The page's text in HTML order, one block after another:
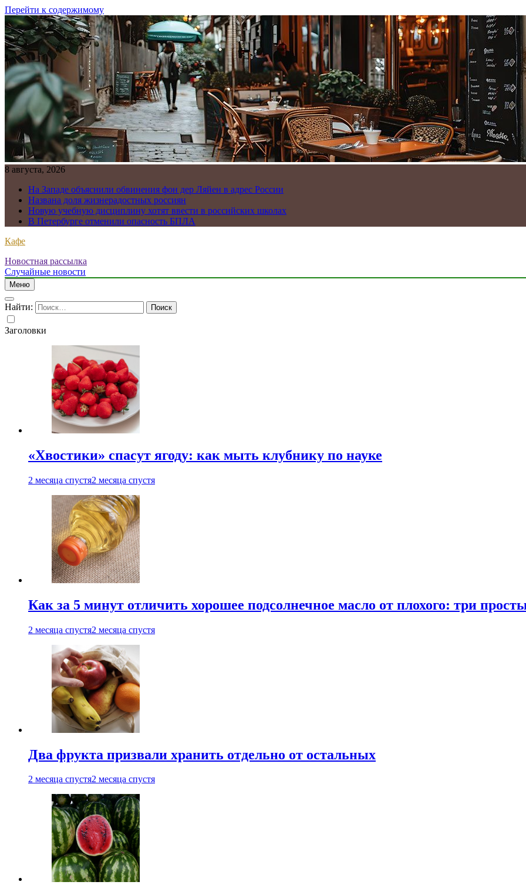
Перейти к содержимому
8 августа, 2026
На Западе объяснили обвинения фон дер Ляйен в адрес России
Названа доля жизнерадостных россиян
Новую учебную дисциплину хотят ввести в российских школах
В Петербурге отменили опасность БПЛА
Кафе
Новостная рассылка
Случайные новости
Меню
Найти:
Заголовки
«Хвостики» спасут ягоду: как мыть клубнику по науке
2 месяца спустя2 месяца спустя
Как за 5 минут отличить хорошее подсолнечное масло от плохого: три
2 месяца спустя2 месяца спустя
Два фрукта призвали хранить отдельно от остальных
2 месяца спустя2 месяца спустя